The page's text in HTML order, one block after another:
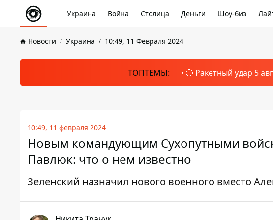
Украина Война Столица Деньги Шоу-биз
Новости Украина 10:49, 11 Февраля 2024
ТОПТЕМЫ: 🔴 Ракетный удар 5
10:49, 11 февраля 2024
Новым командующим Сухопутными
Павлюк: что о нем известно
Зеленский назначил нового военного вместо